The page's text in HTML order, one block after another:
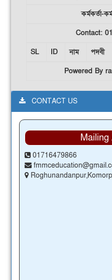
কর্মকর্তা-
Contact:
SL
ID নাম পদবী
Powered By
CONTACT US
Mailing
01716479866